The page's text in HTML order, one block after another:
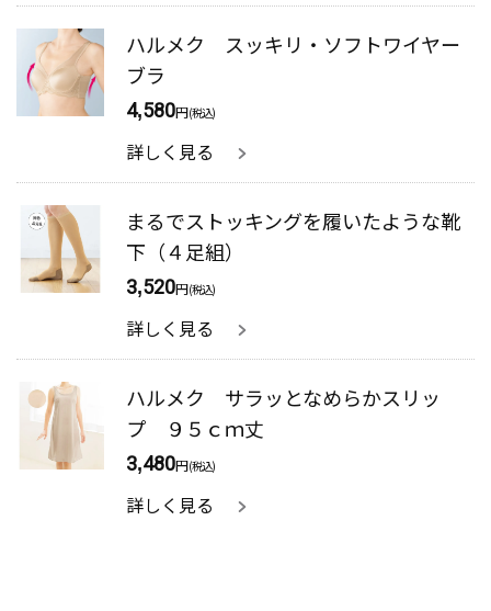
ハルメク スッキリ・ソフトワイヤー
ブラ
4,580円(税込)
詳しく見る
まるでストッキングを履いたような靴
下（４足組）
3,520円(税込)
詳しく見る
ハルメク サラッとなめらかスリッ
プ ９５ｃｍ丈
3,480円(税込)
詳しく見る